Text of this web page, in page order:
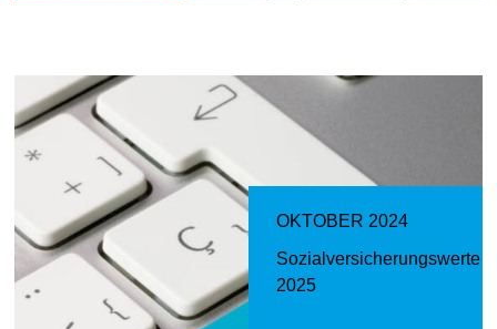
OKTOBER 2024
Sozialversicherungswerte
2025